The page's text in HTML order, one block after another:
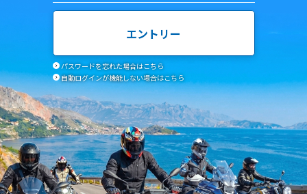
エントリー
パスワードを忘れた場合はこちら
自動ログインが機能しない場合はこちら